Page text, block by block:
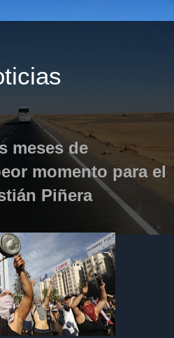
meses de
momento para el
Piñera